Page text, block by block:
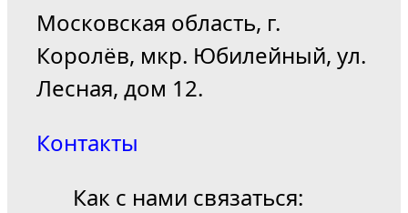
Московская область, г.
Королёв, мкр. Юбилейный, ул.
Лесная, дом 12.
Контакты
Как с нами связаться: